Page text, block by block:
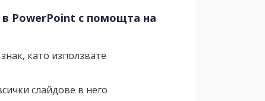
в PowerPoint с помощта на
като използвате
слайдове в него